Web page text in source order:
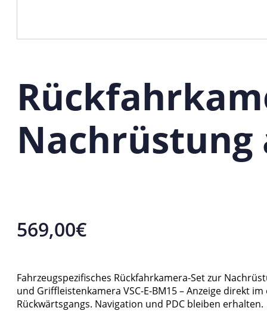
Nachrüstung
569,00€
Fahrzeugspezifisches Rückfahrkamera-Set zur
und Griffleistenkamera VSC-E-BM15 – Anzeige direkt
Rückwärtsgangs. Navigation und PDC bleiben erhalten.